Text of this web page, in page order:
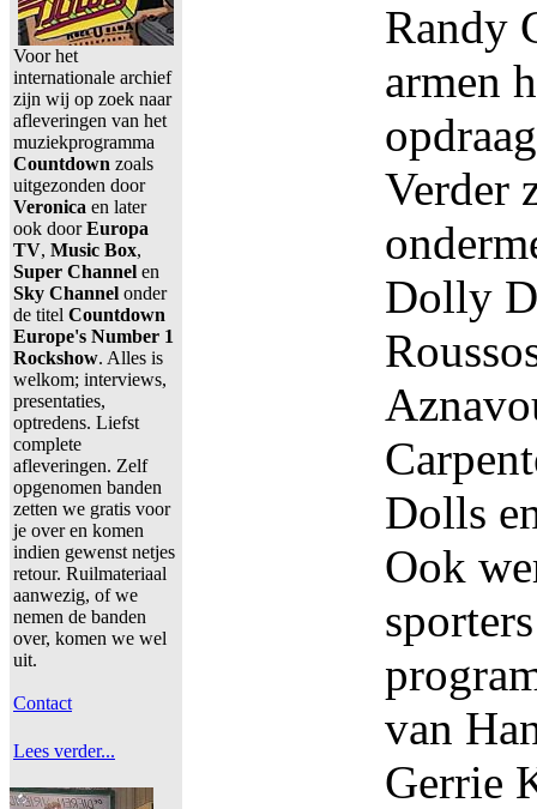
Voor het
internationale archief
zijn wij op zoek naar
afleveringen van het
muziekprogramma
Countdown zoals
uitgezonden door
Veronica en later
ook doorEuropa
TV, Music Box,
Super Channel en
Sky Channel onder
de titel Countdown
Europe's Number 1
Rockshow. Alles is
welkom; interviews,
presentaties,
optredens. Liefst
complete
afleveringen. Zelf
opgenomen banden
zetten we gratis voor
je over en komen
indien gewenst netjes
retour. Ruilmateriaal
aanwezig, of we
nemen de banden
over, komen we wel
uit.
Contact
Lees verder...
Randy
armen
Verder
Dolly
Dolls
Ook
van
Gerrie